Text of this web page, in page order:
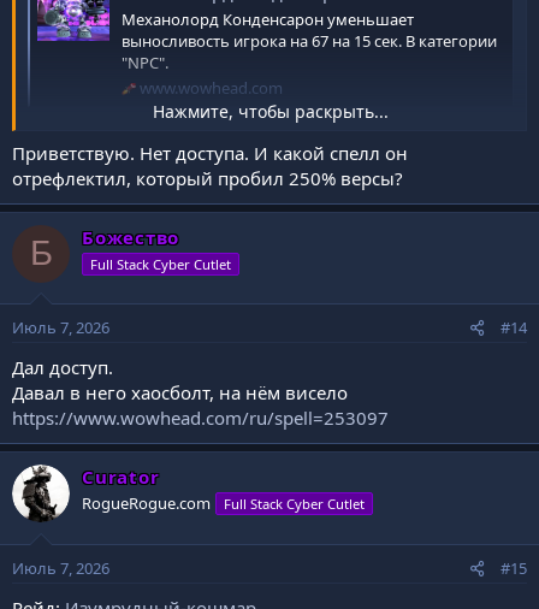
Механолорд Конденсарон уменьшает
выносливость игрока на 67 на 15 сек. В категории
"NPC".
www.wowhead.com
https://www.wowhead.com/ru/spell=35158
иногда с первого, иногда со второго раза тебя убивает,
даже 250% версы не спасает
Спойлер:видевофиксация (мотать на 2:30)
Нажмите, чтобы раскрыть...
Приветствую. Нет доступа. И какой спелл он
отрефлектил, который пробил 250% версы?
Б Божество
Full Stack Cyber Cutlet
Июль 7, 2026 #14
Дал доступ.
Давал в него хаосболт, на нём висело
https://www.wowhead.com/ru/spell=253097
Curator
RogueRogue.com Full Stack Cyber Cutlet
Июль 7, 2026 #15